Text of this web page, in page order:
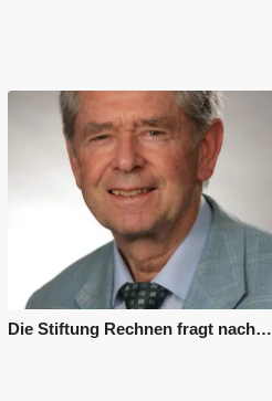
Die Stiftung Rechnen fragt nach…